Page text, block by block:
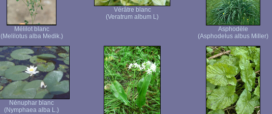
Mélilot blanc
(Melilotus alba Medik.)
Vérâtre blanc
(Veratrum album L)
Asphodèle
(Asphodelus albus Miller)
Nénuphar blanc
(Nymphaea alba L.)